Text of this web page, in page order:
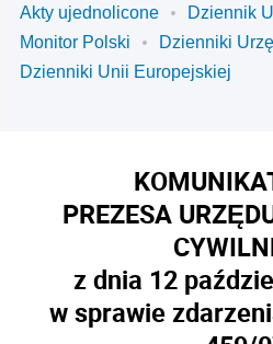
Akty ujednolicone
Dziennik
Monitor Polski
Dzienniki
Dzienniki Unii Europejskiej
PREZESA
z dnia 12
w sprawie